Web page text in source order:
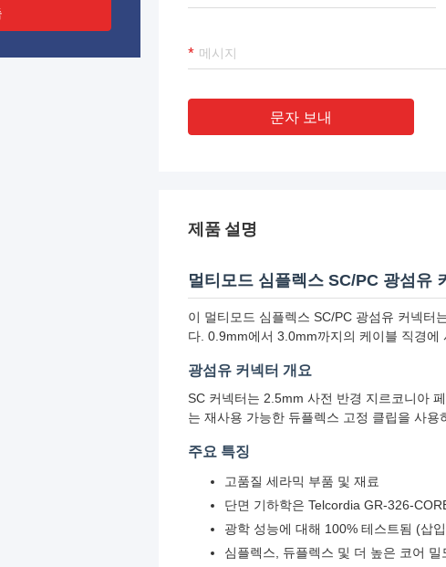
문자 보내
제품 설명
멀티모드 심플렉스 SC/PC 광섬유
이 멀티모드 심플렉스 SC/PC 광섬유 커넥터
다. 0.9mm에서 3.0mm까지의 케이블 직경에
광섬유 커넥터 개요
SC 커넥터는 2.5mm 사전 반경 지르코니아
는 재사용 가능한 듀플렉스 고정 클립을 사용
주요 특징
고품질 세라믹 부품 및 재료
단면 기하학은 Telcordia GR-326-
광학 성능에 대해 100% 테스트됨 (삽
심플렉스, 듀플렉스 및 더 높은 코어 밀